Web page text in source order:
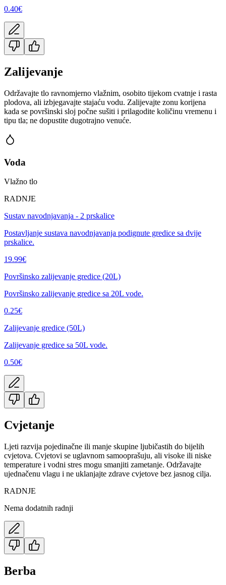
0.40€
Zalijevanje
Održavajte tlo ravnomjerno vlažnim, osobito tijekom cvatnje i rasta
plodova, ali izbjegavajte stajaću vodu. Zalijevajte zonu korijena
kada se površinski sloj počne sušiti i prilagodite količinu vremenu i
tipu tla; ne dopustite dugotrajno venuće.
Voda
Vlažno tlo
RADNJE
Sustav navodnjavanja - 2 prskalice
Postavljanje sustava navodnjavanja podignute gredice sa dvije
prskalice.
19.99€
Površinsko zalijevanje gredice (20L)
Površinsko zalijevanje gredice sa 20L vode.
0.25€
Zalijevanje gredice (50L)
Zalijevanje gredice sa 50L vode.
0.50€
Cvjetanje
Ljeti razvija pojedinačne ili manje skupine ljubičastih do bijelih
cvjetova. Cvjetovi se uglavnom samooprašuju, ali visoke ili niske
temperature i vodni stres mogu smanjiti zametanje. Održavajte
ujednačenu vlagu i ne uklanjajte zdrave cvjetove bez jasnog cilja.
RADNJE
Nema dodatnih radnji
Berba